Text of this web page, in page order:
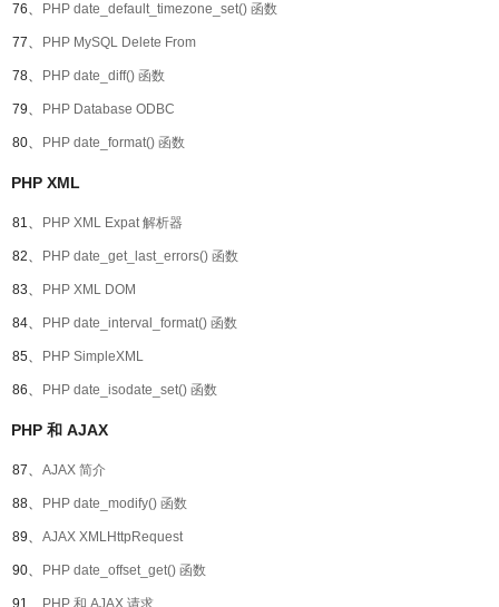
76、 PHP date_default_timezone_set() 函数
77、 PHP MySQL Delete From
78、 PHP date_diff() 函数
79、 PHP Database ODBC
80、 PHP date_format() 函数
PHP XML
81、 PHP XML Expat 解析器
82、 PHP date_get_last_errors() 函数
83、 PHP XML DOM
84、 PHP date_interval_format() 函数
85、 PHP SimpleXML
86、 PHP date_isodate_set() 函数
PHP 和 AJAX
87、 AJAX 简介
88、 PHP date_modify() 函数
89、 AJAX XMLHttpRequest
90、 PHP date_offset_get() 函数
91、 PHP 和 AJAX 请求